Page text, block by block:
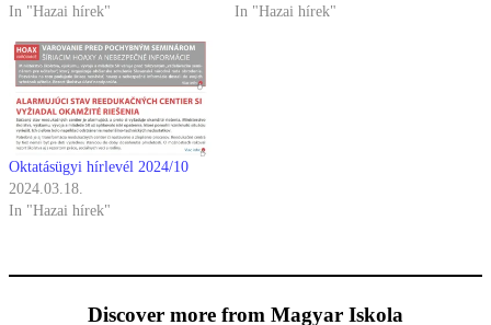
In "Hazai hírek"
In "Hazai hírek"
Oktatásügyi hírlevél 2024/10
2024.03.18.
In "Hazai hírek"
Discover more from Magyar Iskola